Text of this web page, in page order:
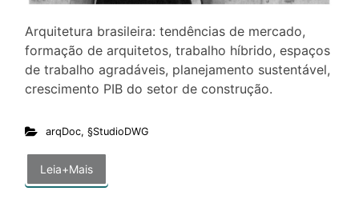
Arquitetura brasileira: tendências de mercado,
formação de arquitetos, trabalho híbrido, espaços
de trabalho agradáveis, planejamento sustentável,
crescimento PIB do setor de construção.
arqDoc, §StudioDWG
Leia+Mais